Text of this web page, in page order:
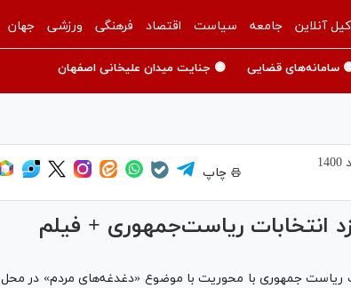
آنلاین جامعه سیاست اقتصاد فرهنگی ورزشی جهان
سامانه‌های قضایی 🟡 جنایت میدان علیخانی اصفهان
چاپ
ریاست جمهوری با محوریت با موضوع «دغدغه‌های مردم» در محل